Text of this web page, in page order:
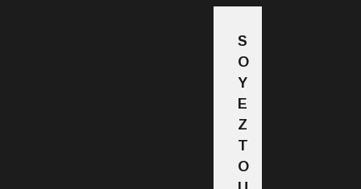
S
O
Y
E
Z
T
O